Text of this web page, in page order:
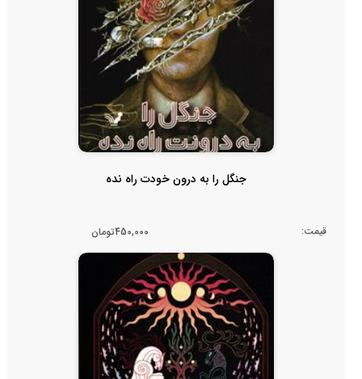
جنگل را به درون خودت راه نده
قیمت: 450,000تومان